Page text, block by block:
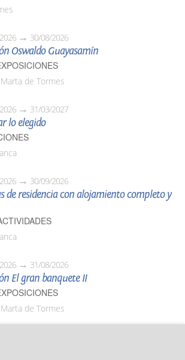
30/08/2026
Oswaldo Guayasamín
de Tormes
31/03/2027
lo elegido
30/09/2026
de residencia con alojamiento completo y
31/08/2026
El gran banquete II
de Tormes